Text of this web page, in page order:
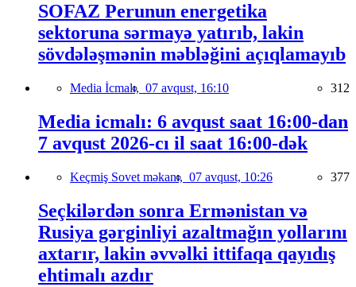
SOFAZ Perunun energetika
sektoruna sərmayə yatırıb, lakin
sövdələşmənin məbləğini açıqlamayıb
Media İcmalı, 07 avqust, 16:10 312
Media icmalı: 6 avqust saat 16:00-dan
7 avqust 2026-cı il saat 16:00-dək
Keçmiş Sovet məkanı, 07 avqust, 10:26 377
Seçkilərdən sonra Ermənistan və
Rusiya gərginliyi azaltmağın yollarını
axtarır, lakin əvvəlki ittifaqa qayıdış
ehtimalı azdır